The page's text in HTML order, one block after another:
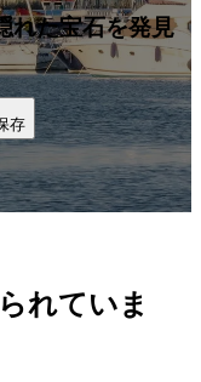
れた宝石を発見
存
れていま